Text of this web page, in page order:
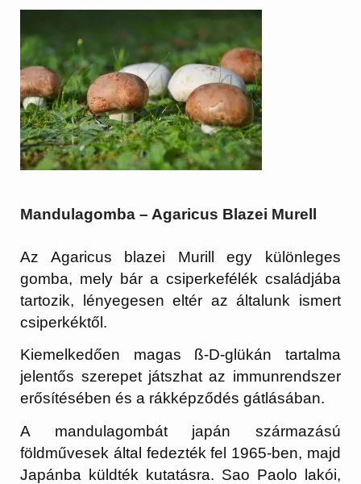
Mandulagomba – Agaricus Blazei Murell
Az Agaricus blazei Murill egy különleges
gomba, mely bár a csiperkefélék családjába
tartozik, lényegesen eltér az általunk ismert
csiperkéktől.
Kiemelkedően magas ß-D-glükán tartalma
jelentős szerepet játszhat az immunrendszer
erősítésében és a rákképződés gátlásában.
A mandulagombát japán származású
földművesek által fedezték fel 1965-ben, majd
Japánba küldték kutatásra. Sao Paolo lakói,